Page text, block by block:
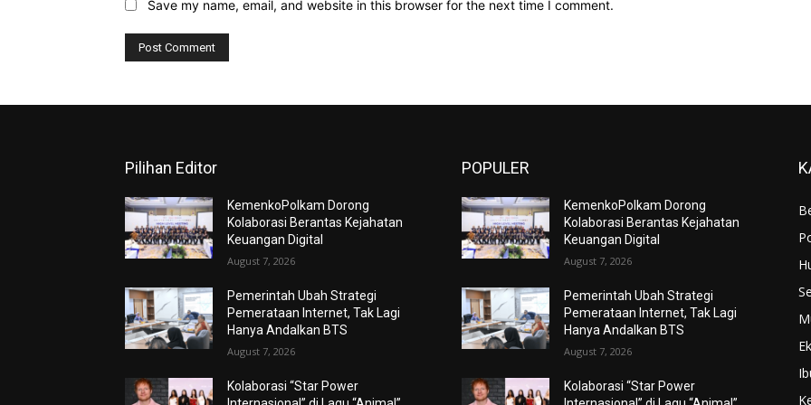
Save my name, email, and website in this browser for the next time I comment.
Pilihan Editor
KemenkoPolkam Dorong
Kolaborasi Berantas Kejahatan
Keuangan Digital
August 7, 2026
Pemerintah Ubah Strategi
Pemerataan Internet, Tak Lagi
Hanya Andalkan BTS
August 7, 2026
Kolaborasi “Star Power
POPULER
KemenkoPolkam Dorong
Kolaborasi Berantas Kejahatan
Keuangan Digital
August 7, 2026
Pemerintah Ubah Strategi
Pemerataan Internet, Tak Lagi
Hanya Andalkan BTS
August 7, 2026
Kolaborasi “Star Power